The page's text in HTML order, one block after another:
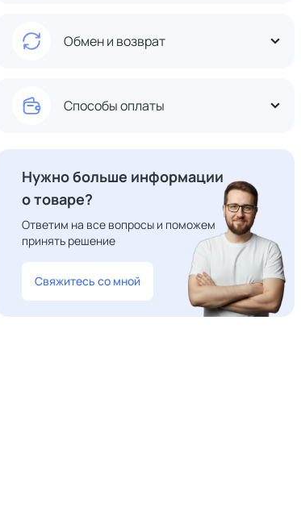
Обмен и возврат
Способы оплаты
Нужно больше информации
о товаре?
Ответим на все вопросы и поможем
принять решение
Свяжитесь со мной